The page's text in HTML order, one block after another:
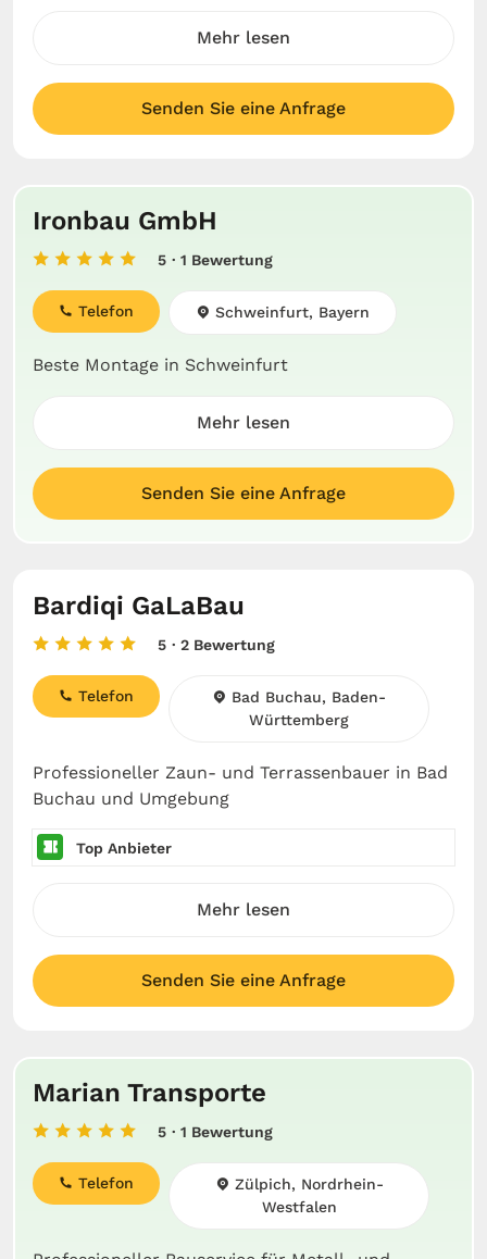
Mehr lesen
Senden Sie eine Anfrage
Ironbau GmbH
5 · 1 Bewertung
Beste Montage in Schweinfurt
Telefon Schweinfurt, Bayern
Mehr lesen
Senden Sie eine Anfrage
Bardiqi GaLaBau
5 · 2 Bewertung
Professioneller Zaun- und Terrassenbauer in Bad
Buchau und Umgebung
Telefon
Bad Buchau, Baden-
Württemberg
Top Anbieter
Mehr lesen
Senden Sie eine Anfrage
Marian Transporte
5 · 1 Bewertung
Telefon
Zülpich, Nordrhein-
Westfalen